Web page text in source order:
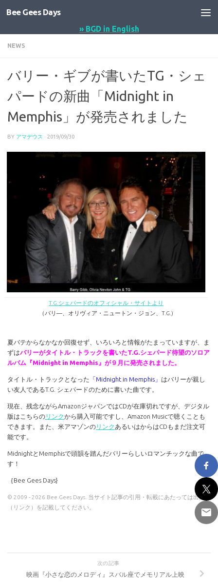
コンテンツへスキップ
Bee Gees Days
» BGD in English
NEWS
バリー・ギブが書いたTG・シェ
パードの新曲「Midnight in
Memphis」が発売されました
BY アマデウス · 2019/09/30
T.G.シェパードのオフィシャル・サイトより
（バリ―、オリヴィア・ニュートン・ジョン、T.G.)
夏バテからなかなか回復せず、いろいろと情報がたまっていますが、ま
ずはバリーがタイトル・トラックを書いたT.G.シェパード待望のソロア
ルバム『Midnight in Memphis』が９月に発売されました。
タイトル・トラックとなった 「Midnight in Memphis」 はバリーが親し
い友人であるT.G. シェパードのために書いた曲です。
現在、残念ながらAmazonジャパンではCDが在庫切れですが、デジタル
版はこちらの リンクから購入可能ですし、Amazon Musicで聴くことも
できます。また、米アマゾンの リンク あるいはからはCDもまだ注文可
能です。
MidnightとMemphisで頭韻を踏んだバリーらしいロマンチックな曲で
す！
｛Bee Gees Days}
© 2009 - 2026 Bee Gees Days. 当サイト記事の引用・転載にあたっては出典
（リンク）を記載してください。
次の記事
映画『小さな恋のメロディ』スバル座でメモリアル上映